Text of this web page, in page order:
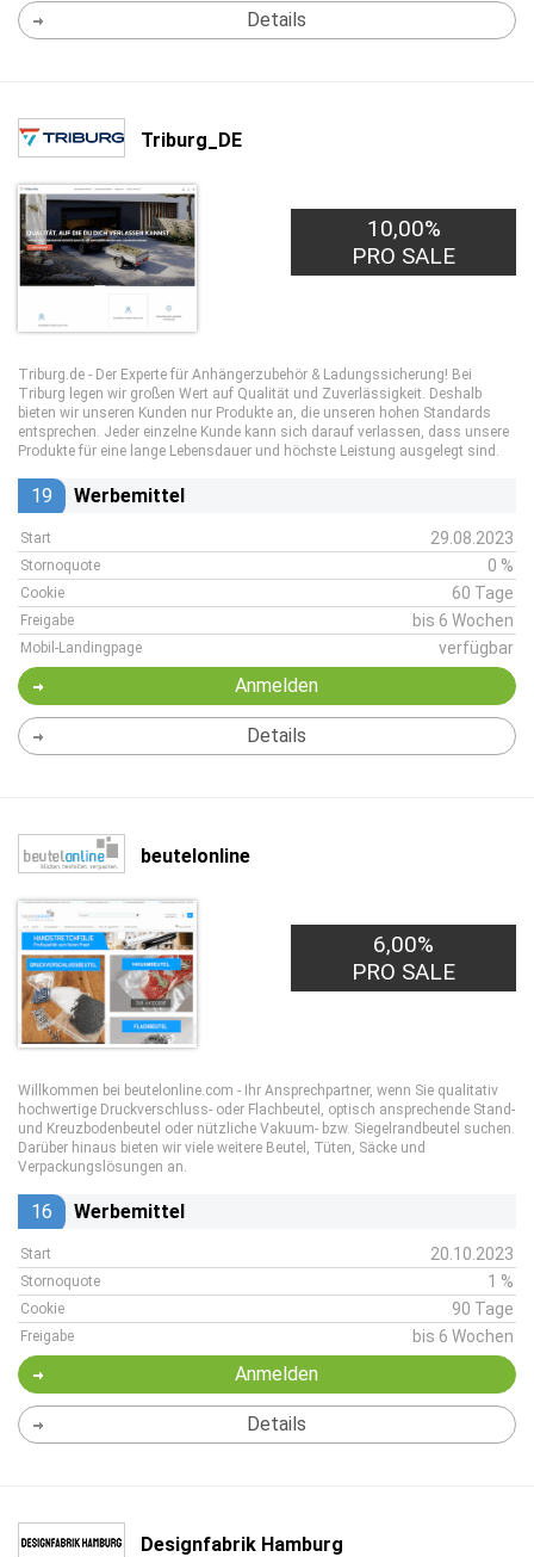
Details
Triburg_DE
10,00%
PRO SALE
Triburg.de - Der Experte für Anhängerzubehör & Ladungssicherung! Bei
Triburg legen wir großen Wert auf Qualität und Zuverlässigkeit. Deshalb
bieten wir unseren Kunden nur Produkte an, die unseren hohen Standards
entsprechen. Jeder einzelne Kunde kann sich darauf verlassen, dass unsere
Produkte für eine lange Lebensdauer und höchste Leistung ausgelegt sind.
19 Werbemittel
Start 29.08.2023
Stornoquote 0 %
Cookie 60 Tage
Freigabe bis 6 Wochen
Mobil-Landingpage verfügbar
Anmelden
Details
beutelonline
6,00%
PRO SALE
Willkommen bei beutelonline.com - Ihr Ansprechpartner, wenn Sie qualitativ
hochwertige Druckverschluss- oder Flachbeutel, optisch ansprechende Stand-
und Kreuzbodenbeutel oder nützliche Vakuum- bzw. Siegelrandbeutel suchen.
Darüber hinaus bieten wir viele weitere Beutel, Tüten, Säcke und
Verpackungslösungen an.
16 Werbemittel
Start 20.10.2023
Stornoquote 1 %
Cookie 90 Tage
Freigabe bis 6 Wochen
Anmelden
Details
Designfabrik Hamburg